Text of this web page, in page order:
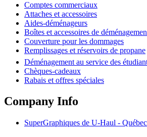
Comptes commerciaux
Attaches et accessoires
Aides-déménageurs
Boîtes et accessoires de
Couverture pour les dommages
Remplissages et réservoirs de propane
Déménagement au service des
Chèques-cadeaux
Rabais et offres spéciales
Company Info
SuperGraphiques de U-Haul - Québec